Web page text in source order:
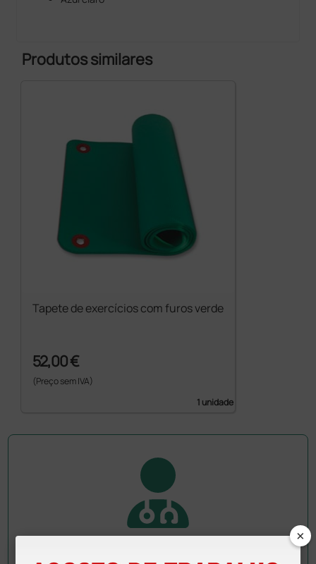
Produtos similares
Tapete de exercícios com furos verde
52,00 €
(Preço sem IVA)
1 unidade
×